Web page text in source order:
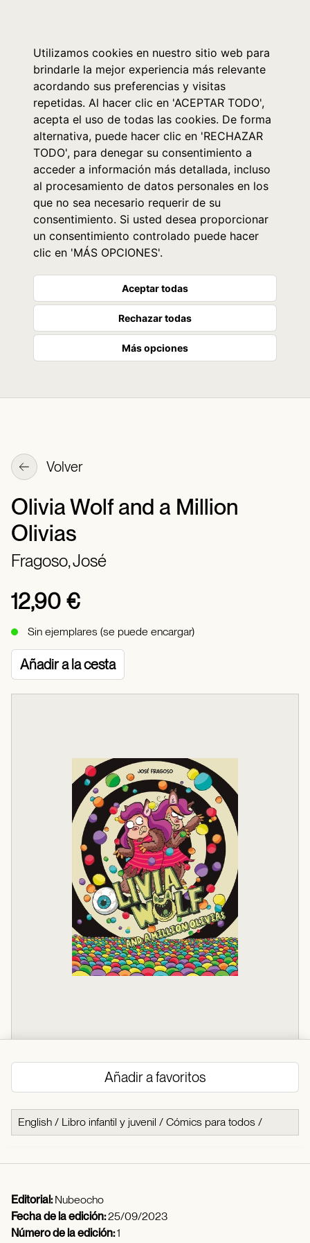
Utilizamos cookies en nuestro sitio web para
brindarle la mejor experiencia más relevante
acordando sus preferencias y visitas
repetidas. Al hacer clic en 'ACEPTAR TODO',
acepta el uso de todas las cookies. De forma
alternativa, puede hacer clic en 'RECHAZAR
TODO', para denegar su consentimiento a
acceder a información más detallada, incluso
al procesamiento de datos personales en los
que no sea necesario requerir de su
consentimiento. Si usted desea proporcionar
un consentimiento controlado puede hacer
clic en 'MÁS OPCIONES'.
Aceptar todas
Rechazar todas
Más opciones
Volver
Olivia Wolf and a Million
Olivias
Fragoso, José
12,90 €
Sin ejemplares (se puede encargar)
Añadir a la cesta
Añadir a favoritos
English / Libro infantil y juvenil / Cómics para todos /
Editorial:Nubeocho
Fecha de la edición:25/09/2023
Número de la edición:1